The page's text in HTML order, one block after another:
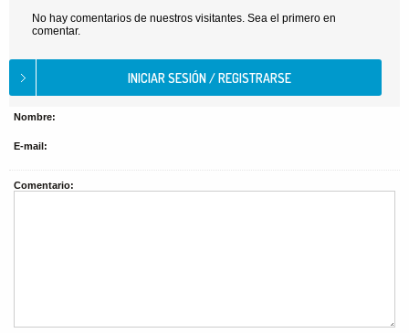
No hay comentarios de nuestros visitantes. Sea el primero en
comentar.
Nombre:
E-mail:
Comentario: